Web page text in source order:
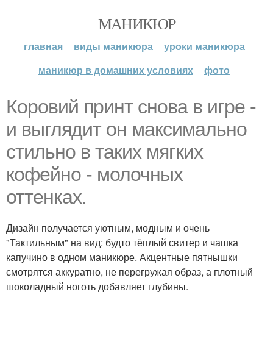
МАНИКЮР
главная виды маникюра
уроки маникюра
маникюр в домашних условиях
фото
Коровий принт снова в игре -
и выглядит он максимально
стильно в таких мягких
кофейно - молочных
оттенках.
Дизайн получается уютным, модным и очень
"Тактильным" на вид: будто тёплый свитер и чашка
капучино в одном маникюре. Акцентные пятнышки
смотрятся аккуратно, не перегружая образ, а плотный
шоколадный ноготь добавляет глубины.